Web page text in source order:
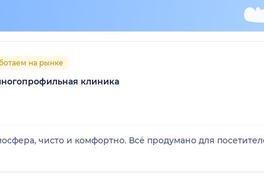
на рынке
клиника
чисто и комфортно. Всё продумано для